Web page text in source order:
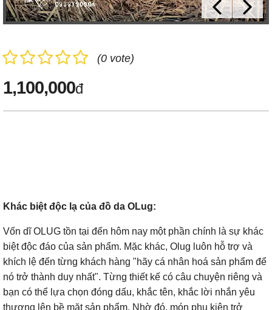
(0 vote)
1,100,000đ
Khác biệt độc lạ của đồ da OLug:
Vốn dĩ OLUG tồn tại đến hôm nay một phần chính là sự khác
biệt độc đáo của sản phẩm. Mặc khác, Olug luôn hỗ trợ và
khích lệ đến từng khách hàng "hãy cá nhân hoá sản phẩm để
nó trở thành duy nhất". Từng thiết kế có câu chuyện riêng và
bạn có thể lựa chọn đóng dấu, khắc tên, khắc lời nhắn yêu
thương lên bề mặt sản phẩm. Nhờ đó, món phụ kiện trở